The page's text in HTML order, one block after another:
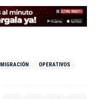
MIGRACIÓN OPERATIVOS